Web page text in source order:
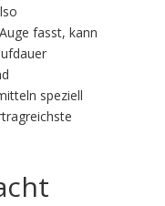
fasst, kann
speziell